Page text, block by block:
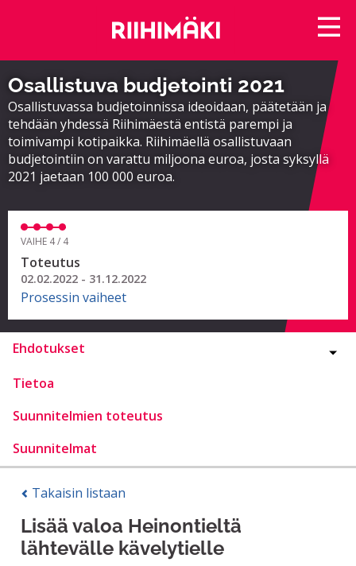
Osallistuva budjetointi 2021
Osallistuvassa budjetoinnissa ideoidaan, päätetään ja
tehdään yhdessä Riihimäestä entistä parempi ja
toimivampi kotipaikka. Riihimäellä osallistuvaan
budjetointiin on varattu miljoona euroa, josta syksyllä
2021 jaetaan 100 000 euroa.
VAIHE 4 / 4
Toteutus
02.02.2022 - 31.12.2022
Prosessin vaiheet
Ehdotukset
Tietoa
Suunnitelmien toteutus
Suunnitelmat
Takaisin listaan
Lisää valoa Heinontieltä
lähtevälle kävelytielle